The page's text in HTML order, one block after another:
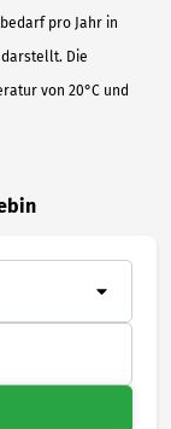
pro Jahr in
darstellt. Die
von 20°C und